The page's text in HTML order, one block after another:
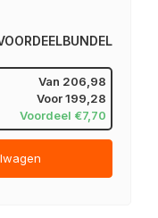
Van 206,98
Voor199,28
Voordeel €7,70